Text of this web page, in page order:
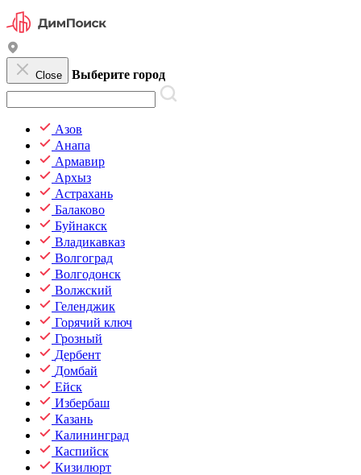
Close Выберите город
Азов
Анапа
Армавир
Архыз
Астрахань
Балаково
Буйнакск
Владикавказ
Волгоград
Волгодонск
Волжский
Геленджик
Горячий ключ
Грозный
Дербент
Домбай
Ейск
Избербаш
Казань
Калининград
Каспийск
Кизилюрт